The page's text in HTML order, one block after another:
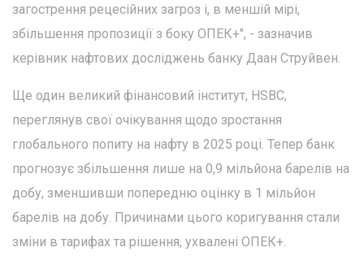
загострення рецесійних загроз і, в меншій мірі,
збільшення пропозиції з боку ОПЕК+", - зазначив
керівник нафтових досліджень банку Даан Струйвен.
Ще один великий фінансовий інститут, HSBC,
переглянув свої очікування щодо зростання
глобального попиту на нафту в 2025 році. Тепер банк
прогнозує збільшення лише на 0,9 мільйона барелів на
добу, зменшивши попередню оцінку в 1 мільйон
барелів на добу. Причинами цього коригування стали
зміни в тарифах та рішення, ухвалені ОПЕК+.